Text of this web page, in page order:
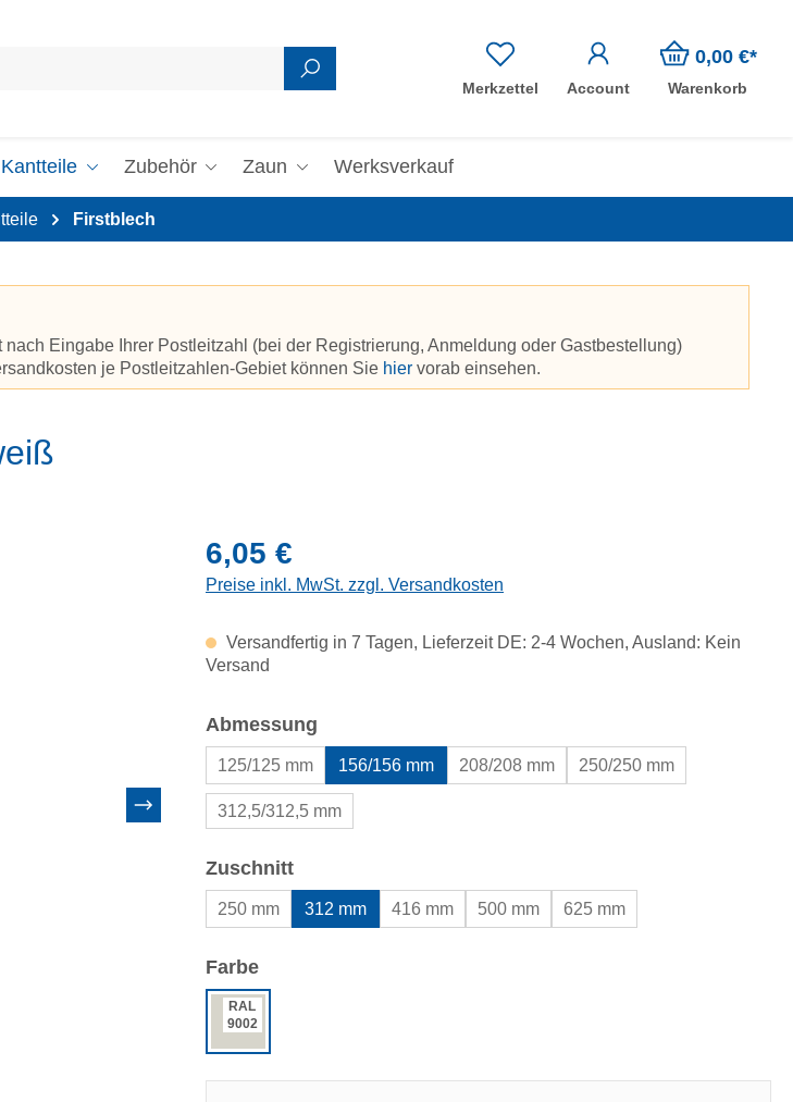
Merkzettel Account
0,00 €*
Warenkorb
Kantteile Zubehör Zaun Werksverkauf
Firstblech
Eingabe Ihrer Postleitzahl (bei der Registrierung, Anmeldung oder Gastbestellung)
je Postleitzahlen-Gebiet können Sie hier vorab einsehen.
Regulärer Preis:
6,05 €
Preise inkl. MwSt. zzgl. Versandkosten
Versandfertig in 7 Tagen, Lieferzeit DE: 2-4 Wochen, Ausland: Kein
Versand
Abmessung
125/125 mm 156/156 mm 208/208 mm 250/250 mm
312,5/312,5 mm
Zuschnittauswählen
250 mm 312 mm 416 mm 500 mm 625 mm
Farbeauswählen
RAL
9002